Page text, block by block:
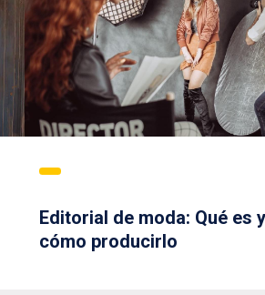
Editorial de moda: Qué es y
cómo producirlo